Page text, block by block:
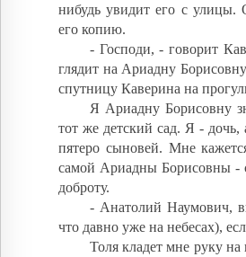
нибудь увидит его с
его копию.
- Господи, - говорит
глядит на Ариадну
спутницу Каверина на
Я Ариадну Борисовну
тот же детский сад. Я -
пятеро сыновей. Мне
самой Ариадны Борисовны -
доброту.
- Анатолий Наумович,
что давно уже на небесах),
Толя кладет мне руку на